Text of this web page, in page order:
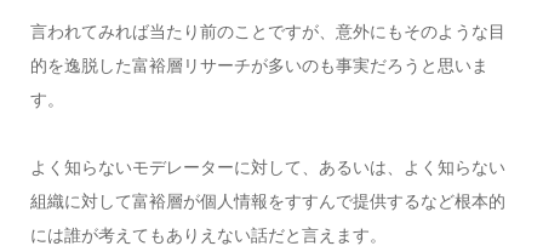
言われてみれば当たり前のことですが、意外にもそのような目
的を逸脱した富裕層リサーチが多いのも事実だろうと思いま
す。
よく知らないモデレーターに対して、あるいは、よく知らない
組織に対して富裕層が個人情報をすすんで提供するなど根本的
には誰が考えてもありえない話だと言えます。